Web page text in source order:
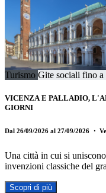
Turismo Gite sociali fino a
VICENZA E PALLADIO,
GIORNI
Dal 26/09/2026 al 27/09/2026 ・
Una città in cui si
invenzioni classiche del
Scopri di più